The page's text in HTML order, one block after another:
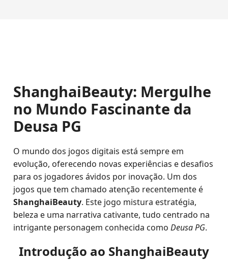
ShanghaiBeauty: Mergulhe
no Mundo Fascinante da
Deusa PG
O mundo dos jogos digitais está sempre em
evolução, oferecendo novas experiências e desafios
para os jogadores ávidos por inovação. Um dos
jogos que tem chamado atenção recentemente é
ShanghaiBeauty. Este jogo mistura estratégia,
beleza e uma narrativa cativante, tudo centrado na
intrigante personagem conhecida comoDeusa PG.
Introdução ao ShanghaiBeauty